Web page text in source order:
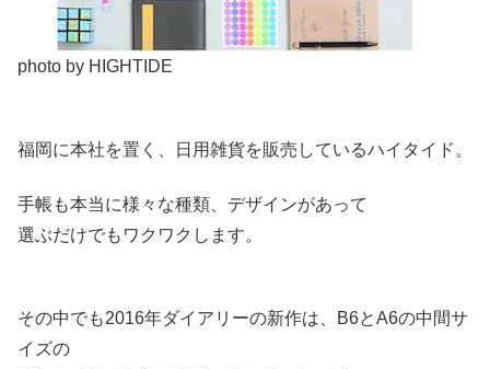
photo by HIGHTIDE
福岡に本社を置く、日用雑貨を販売しているハイタイド。
手帳も本当に様々な種類、デザインがあって
選ぶだけでもワクワクします。
その中でも2016年ダイアリーの新作は、B6とA6の中間サ
イズの